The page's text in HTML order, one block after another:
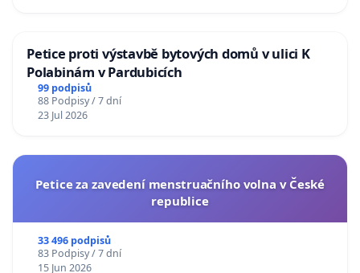
Petice proti výstavbě bytových domů v ulici K
Polabinám v Pardubicích
99 podpisů
88 Podpisy / 7 dní
23 Jul 2026
Petice za zavedení menstruačního volna v České
republice
33 496 podpisů
83 Podpisy / 7 dní
15 Jun 2026